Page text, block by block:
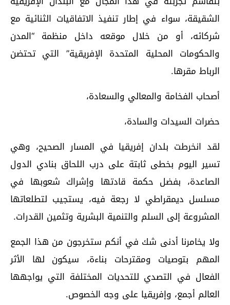
الشقيقة، سواء في إطار تنفيذ الاتفاقيات الثنائية مع
شركائه، أو من خلال موقعه داخل منظمة “المدن
والحكومات المحلية المتحدة الإفريقية” التي تحتضن
الرباط مقرها.
أصحاب الفخامة والمعالي والسعادة،
حضرات السيدات والسادة،
لقد انخرطت بلدان إفريقيا في المسار الصحيح، وهي
تسير اليوم بخطى ثابتة على درب اللحاق بنادي الدول
الصاعدة، بفضل حكمة قادتها وإشراك شعوبها في
مسلسل ديمقراطي لا رجعة فيه، يستجيب لتطلعاتها
المشروعة إلى السلم والتنمية البشرية وتثمين القدرات.
ولا يخامرنا أدنى شك في أنكم ستخرجون من هذا الجمع
المهم بتوصيات ومقترحات بناءة، سيكون لها الأثر
الفعال في التصدي للتحديات المختلفة التي يواجهها
العالم أجمع، وإفريقيا على وجه الخصوص.